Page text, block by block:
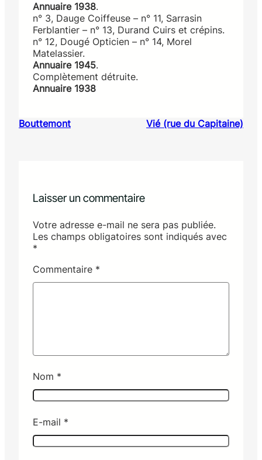
Annuaire 1938.
n° 3, Dauge Coiffeuse – n° 11, Sarrasin
Ferblantier – n° 13, Durand Cuirs et crépins.
n° 12, Dougé Opticien – n° 14, Morel
Matelassier.
Annuaire 1945.
Complètement détruite.
Annuaire 1938
Bouttemont Vié (rue du Capitaine)
Laisser un commentaire
Votre adresse e-mail ne sera pas publiée.
Les champs obligatoires sont indiqués avec
*
Commentaire *
Nom *
E-mail *